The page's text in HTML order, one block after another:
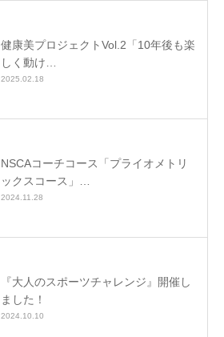
健康美プロジェクトVol.2「10年後も楽
しく動け…
2025.02.18
NSCAコーチコース「プライオメトリ
ックスコース」…
2024.11.28
『大人のスポーツチャレンジ』開催し
ました！
2024.10.10